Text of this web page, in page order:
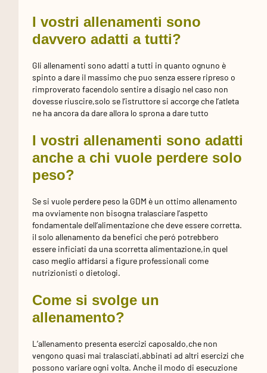
I vostri allenamenti sono
davvero adatti a tutti?
Gli allenamenti sono adatti a tutti in quanto ognuno è
spinto a dare il massimo che puo senza essere ripreso o
rimproverato facendolo sentire a disagio nel caso non
dovesse riuscire,solo se l’istruttore si accorge che l’atleta
ne ha ancora da dare allora lo sprona a dare tutto
I vostri allenamenti sono adatti
anche a chi vuole perdere solo
peso?
Se si vuole perdere peso la GDM è un ottimo allenamento
ma ovviamente non bisogna tralasciare l’aspetto
fondamentale dell’alimentazione che deve essere corretta.
il solo allenamento da benefici che peró potrebbero
essere inficiati da una scorretta alimentazione,in quel
caso meglio affidarsi a figure professionali come
nutrizionisti o dietologi.
Come si svolge un
allenamento?
L’allenamento presenta esercizi caposaldo,che non
vengono quasi mai tralasciati,abbinati ad altri esercizi che
possono variare ogni volta. Anche il modo di esecuzione